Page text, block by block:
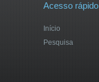
Acesso rápido
Início
Pesquisa